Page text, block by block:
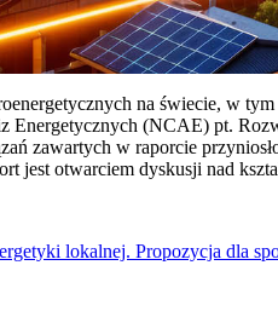
na świecie, w
Energetycznych (NCAE) pt.
zawartych w raporcie
jest otwarciem dyskusji nad
lokalnej. Propozycja dla